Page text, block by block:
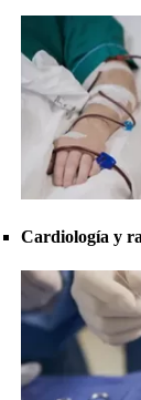
Cardiología y